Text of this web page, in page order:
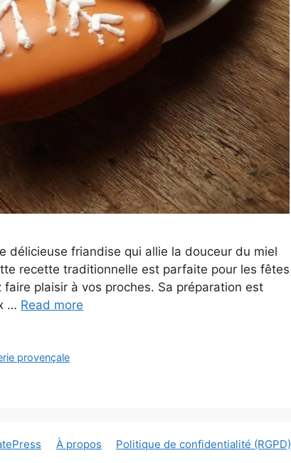
délicieuse friandise qui allie la douceur du miel
recette traditionnelle est parfaite pour les fêtes
plaisir à vos proches. Sa préparation est
… Read more
provençale
À propos Politique de confidentialité (RGPD)